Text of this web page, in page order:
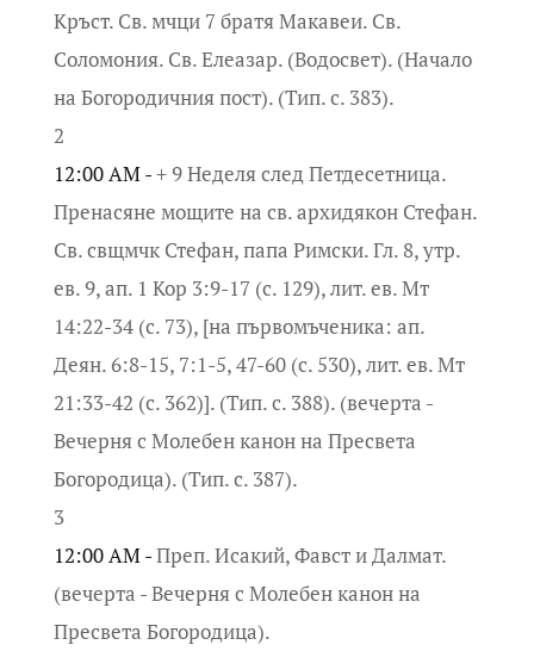
Кръст. Св. мчци 7 братя Макавеи. Св.
Соломония. Св. Елеазар. (Водосвет). (Начало
на Богородичния пост). (Тип. с. 383).
2
12:00 AM -+ 9 Неделя след Петдесетница.
Пренасяне мощите на св. архидякон Стефан.
Св. свщмчк Стефан, папа Римски. Гл. 8, утр.
ев. 9, ап. 1 Кор 3:9-17 (с. 129), лит. ев. Мт
14:22-34 (с. 73), [на първомъченика: ап.
Деян. 6:8-15, 7:1-5, 47-60 (с. 530), лит. ев. Мт
21:33-42 (с. 362)]. (Тип. с. 388). (вечерта -
Вечерня с Молебен канон на Пресвета
Богородица). (Тип. с. 387).
3
12:00 AM -Преп. Исакий, Фавст и Далмат.
(вечерта - Вечерня с Молебен канон на
Пресвета Богородица).